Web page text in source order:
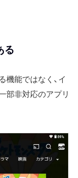
る
機能ではなく、イ
部非対応のアプリ